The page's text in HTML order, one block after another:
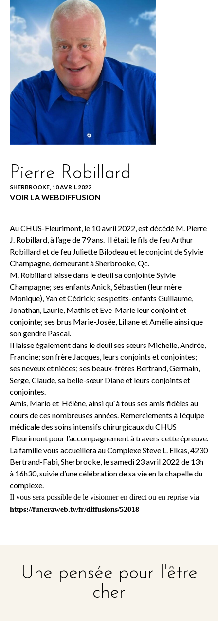
Pierre Robillard
SHERBROOKE, 10 AVRIL 2022
VOIR LA WEBDIFFUSION
Au CHUS-Fleurimont, le 10 avril 2022, est décédé M. Pierre
J. Robillard, à l’age de 79 ans. Il était le fils de feu Arthur
Robillard et de feu Juliette Bilodeau et le conjoint de Sylvie
Champagne, demeurant à Sherbrooke, Qc.
M. Robillard laisse dans le deuil sa conjointe Sylvie
Champagne; ses enfants Anick, Sébastien (leur mère
Monique), Yan et Cédrick; ses petits-enfants Guillaume,
Jonathan, Laurie, Mathis et Eve-Marie leur conjoint et
conjointe; ses brus Marie-Josée, Liliane et Amélie ainsi que
son gendre Pascal.
Il laisse également dans le deuil ses sœurs Michelle, Andrée,
Francine; son frère Jacques, leurs conjoints et conjointes;
ses neveux et nièces; ses beaux-frères Bertrand, Germain,
Serge, Claude, sa belle-sœur Diane et leurs conjoints et
conjointes.
Amis, Marioet Hélène, ainsi qu`à tous ses amis fidèles au
cours de ces nombreuses années. Remerciements à l’équipe
médicale des soins intensifs chirurgicaux du CHUS
Fleurimont pour l’accompagnement à travers cette épreuve.
La famille vous accueillera au Complexe Steve L. Elkas, 4230
Bertrand-Fabi, Sherbrooke, le samedi 23 avril 2022 de 13h
à 16h30, suivie d’une célébration de sa vie en la chapelle du
complexe.
Il vous sera possible de le visionner en direct ou en reprise via
https://funeraweb.tv/fr/diffusions/52018
Une pensée pour l'être
cher